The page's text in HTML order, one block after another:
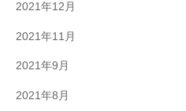
2021年12月
2021年11月
2021年9月
2021年8月